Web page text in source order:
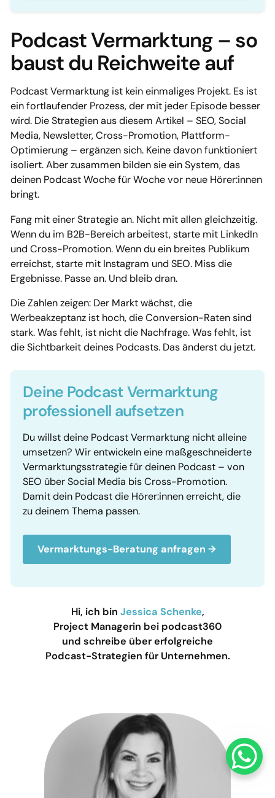
Podcast Vermarktung – so
baust du Reichweite auf
Podcast Vermarktung ist kein einmaliges Projekt. Es ist
ein fortlaufender Prozess, der mit jeder Episode besser
wird. Die Strategien aus diesem Artikel – SEO, Social
Media, Newsletter, Cross-Promotion, Plattform-
Optimierung – ergänzen sich. Keine davon funktioniert
isoliert. Aber zusammen bilden sie ein System, das
deinen Podcast Woche für Woche vor neue Hörer:innen
bringt.
Fang mit einer Strategie an. Nicht mit allen gleichzeitig.
Wenn du im B2B-Bereich arbeitest, starte mit LinkedIn
und Cross-Promotion. Wenn du ein breites Publikum
erreichst, starte mit Instagram und SEO. Miss die
Ergebnisse. Passe an. Und bleib dran.
Die Zahlen zeigen: Der Markt wächst, die
Werbeakzeptanz ist hoch, die Conversion-Raten sind
stark. Was fehlt, ist nicht die Nachfrage. Was fehlt, ist
die Sichtbarkeit deines Podcasts. Das änderst du jetzt.
Deine Podcast Vermarktung
professionell aufsetzen
Du willst deine Podcast Vermarktung nicht alleine
umsetzen? Wir entwickeln eine maßgeschneiderte
Vermarktungsstrategie für deinen Podcast – von
SEO über Social Media bis Cross-Promotion.
Damit dein Podcast die Hörer:innen erreicht, die
zu deinem Thema passen.
Vermarktungs-Beratung anfragen →
Hi, ich bin Jessica Schenke,
Project Managerin bei podcast360
und schreibe über erfolgreiche
Podcast-Strategien für Unternehmen.